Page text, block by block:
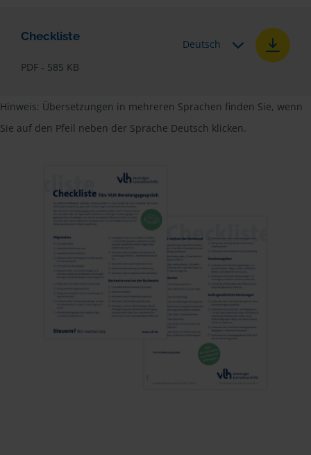
Checkliste
PDF - 585 KB
Deutsch
Hinweis: Übersetzungen in mehreren Sprachen finden Sie, wenn
Sie auf den Pfeil neben der Sprache Deutsch klicken.